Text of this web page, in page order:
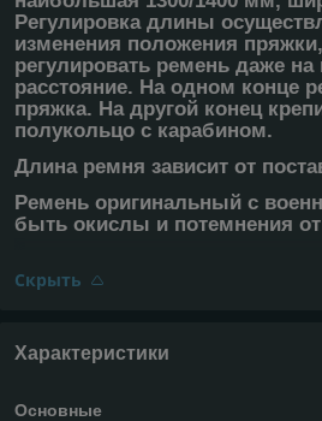
Регулировка длины
изменения положения
регулировать ремень даже на
расстояние. На одном конце
пряжка. На другой конец
полукольцо с карабином.
Длина ремня зависит от
Ремень оригинальный с
быть окислы и потемнения от
Скрыть
Характеристики
Основные